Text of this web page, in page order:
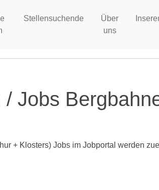
Stellensuchende
Über
uns
Jobs
+ Klosters) Jobs im Jobportal werden